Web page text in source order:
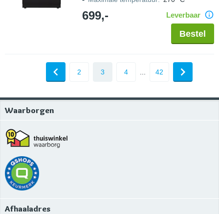
699,- Leverbaar
Bestel
2 3 4 42
Waarborgen
Afhaaladres